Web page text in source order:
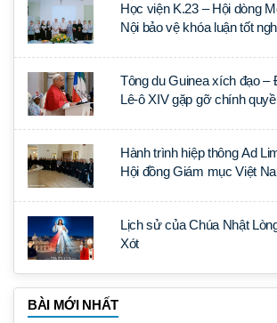
Học viện K.23 – Hội dòng
Nội bảo vệ khóa luận tốt
Tông du Guinea xích đạo
Lê-ô XIV gặp gỡ chính
Hành trình hiệp thông Ad
Hội đồng Giám mục Việt
Lịch sử của Chúa Nhật
Xót
BÀI MỚI NHẤT